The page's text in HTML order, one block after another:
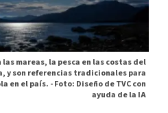
mareas, la pesca en las costas del
y son referencias tradicionales para
en el país. -Foto: Diseño de TVC con
ayuda de la IA